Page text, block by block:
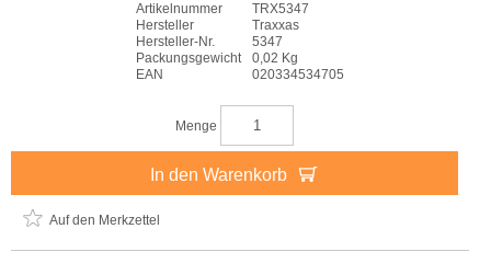
Artikelnummer
TRX5347
Hersteller
Traxxas
Hersteller-Nr.
5347
Packungsgewicht
0,02 Kg
EAN
020334534705
Menge
In den Warenkorb
Auf den Merkzettel